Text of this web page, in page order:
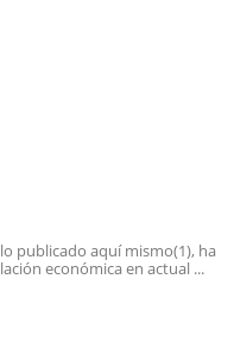
publicado aquí mismo(1), ha
económica en actual ...